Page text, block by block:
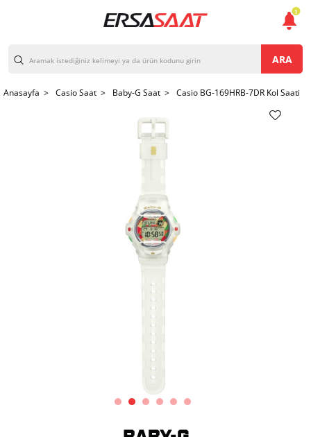
ARA
Anasayfa > Casio Saat > Baby-G Saat > Casio BG-169HRB-7DR Kol Saati
1